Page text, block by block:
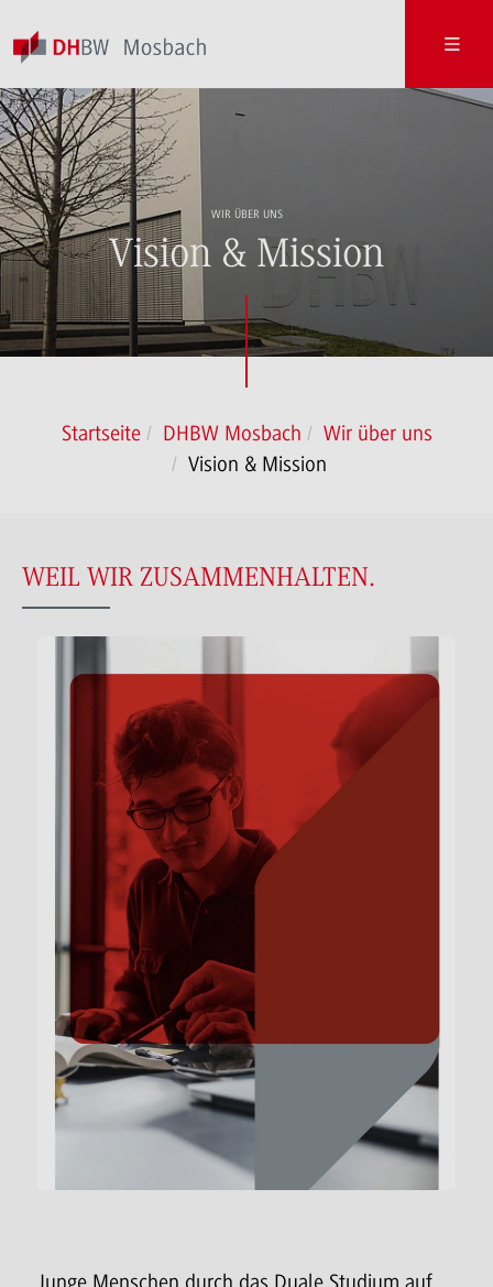
WIR ÜBER UNS
Vision & Mission
Startseite DHBW Mosbach
Wir über uns
Vision & Mission
WEIL WIR ZUSAMMENHALTEN.